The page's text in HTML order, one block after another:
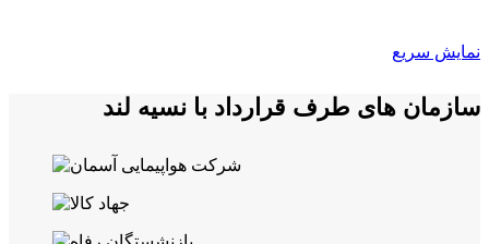
نمایش سریع
سازمان های طرف قرارداد با نسیه لند